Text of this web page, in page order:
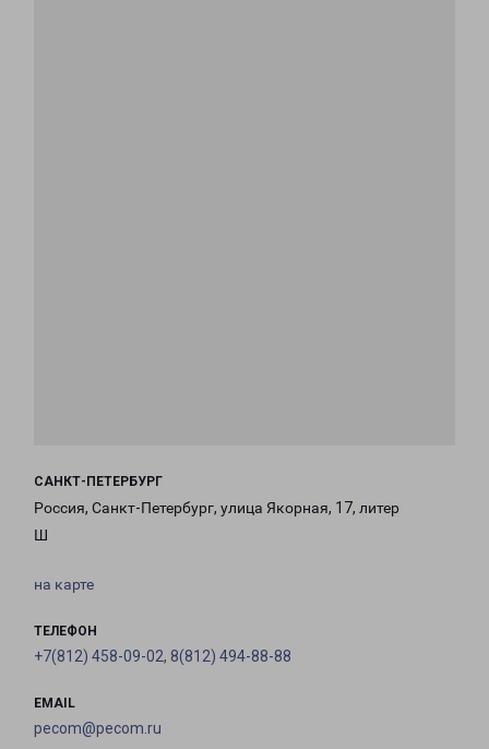
САНКТ-ПЕТЕРБУРГ
Россия, Санкт-Петербург, улица Якорная, 17, литер
Ш
на карте
ТЕЛЕФОН
+7(812) 458-09-02, 8(812) 494-88-88
EMAIL
pecom@pecom.ru